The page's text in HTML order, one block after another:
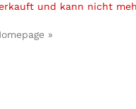
und kann nicht
»